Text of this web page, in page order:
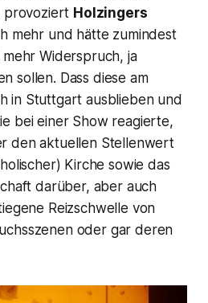
provoziert Holzingers
mehr und hätte zumindest
Widerspruch, ja
sollen. Dass diese am
in Stuttgart ausblieben und
bei einer Show reagierte,
den aktuellen Stellenwert
Kirche sowie das
darüber, aber auch
Reizschwelle von
oder gar deren